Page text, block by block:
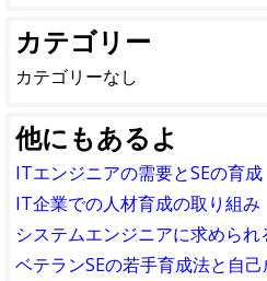
カテゴリー
カテゴリーなし
他にもあるよ
ITエンジニアの需要とSEの育成
IT企業での人材育成の取り組み
システムエンジニアに求められ
ベテランSEの若手育成法と自